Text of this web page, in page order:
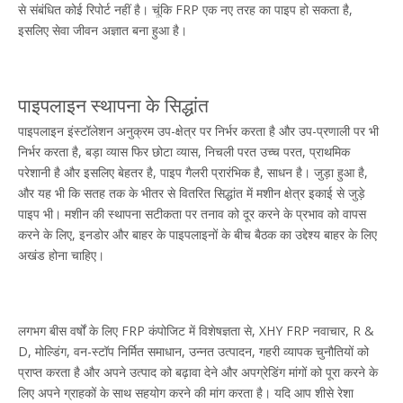
से संबंधित कोई रिपोर्ट नहीं है। चूंकि FRP एक नए तरह का पाइप हो सकता है,
इसलिए सेवा जीवन अज्ञात बना हुआ है।
पाइपलाइन स्थापना के सिद्धांत
पाइपलाइन इंस्टॉलेशन अनुक्रम उप-क्षेत्र पर निर्भर करता है और उप-प्रणाली पर भी
निर्भर करता है, बड़ा व्यास फिर छोटा व्यास, निचली परत उच्च परत, प्राथमिक
परेशानी है और इसलिए बेहतर है, पाइप गैलरी प्रारंभिक है, साधन है। जुड़ा हुआ है,
और यह भी कि सतह तक के भीतर से वितरित सिद्धांत में मशीन क्षेत्र इकाई से जुड़े
पाइप भी। मशीन की स्थापना सटीकता पर तनाव को दूर करने के प्रभाव को वापस
करने के लिए, इनडोर और बाहर के पाइपलाइनों के बीच बैठक का उद्देश्य बाहर के लिए
अखंड होना चाहिए।
लगभग बीस वर्षों के लिए FRP कंपोजिट में विशेषज्ञता से, XHY FRP नवाचार, R &
D, मोल्डिंग, वन-स्टॉप निर्मित समाधान, उन्नत उत्पादन, गहरी व्यापक चुनौतियों को
प्राप्त करता है और अपने उत्पाद को बढ़ावा देने और अपग्रेडिंग मांगों को पूरा करने के
लिए अपने ग्राहकों के साथ सहयोग करने की मांग करता है। यदि आप शीसे रेशा
sale03@zhyfrp.com.cn+86 18297984288 +86 15005619161